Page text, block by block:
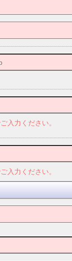
入力ください。
入力ください。